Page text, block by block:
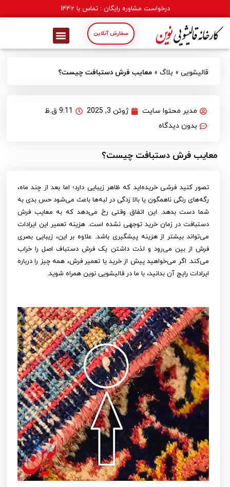
درخواست مشاوره رایگان : تماس با 1442
سفارش آنلاین
قالیشویی » بلاگ » معایب فرش دستبافت چیست؟
مدیر محتوا سایت ژوئن 3, 2025
9:11 ق.ظ
بدون دیدگاه
معایب فرش دستبافت چیست؟
تصور کنید فرشی خریده‌اید که ظاهر زیبایی دارد؛ اما بعد از چند ماه،
رگه‌های رنگی ناهمگون یا بالا زدگی در لبه‌ها باعث می‌شود حس بدی به
شما دست بدهد. این اتفاق وقتی رخ می‌دهد که به معایب فرش
دستبافت در زمان خرید توجهی نشده است. هزینه تعمیر این ایرادات
می‌تواند بیشتر از هزینه پیشگیری باشد. علاوه‌ بر این، زیبایی بصری
فرش از بین می‌رود و لذت داشتن یک فرش دستباف اصل را خراب
می‌کند. اگر می‌خواهید پیش از خرید یا تعمیر فرش، همه چیز را درباره
ایرادات رایج آن بدانید، با ما در قالیشویی نوین همراه شوید.